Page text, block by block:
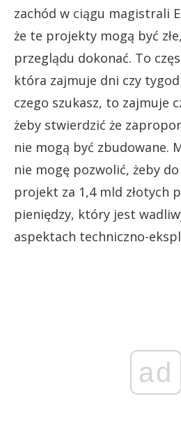
zachód w ciągu magistrali
że te projekty mogą być
przeglądu dokonać. To
która zajmuje dni czy
czego szukasz, to zajmuje
żeby stwierdzić że
nie mogą być zbudowane.
nie mogę pozwolić, żeby
projekt za 1,4 mld złotych
pieniędzy, który jest
aspektach techniczno-
ad